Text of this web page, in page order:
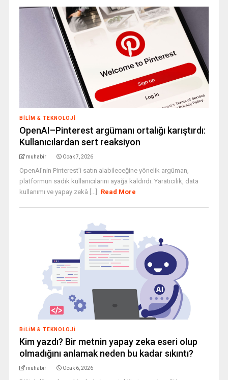
BILIM & TEKNOLOJI
OpenAI–Pinterest argümanı ortalığı karıştırdı:
Kullanıcılardan sert reaksiyon
muhabir Ocak 7, 2026
OpenAI’nin Pinterest’i satın alabileceğine yönelik argüman,
platformun sadık kullanıcılarını ayağa kaldırdı. Yaratıcılık, data
kullanımı ve yapay zekâ [...]
Read More
BILIM & TEKNOLOJI
Kim yazdı? Bir metnin yapay zeka eseri olup
olmadığını anlamak neden bu kadar sıkıntı?
muhabir Ocak 6, 2026